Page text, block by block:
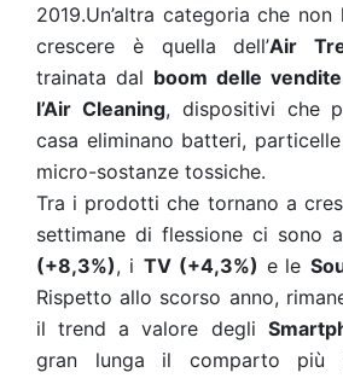
2019.Un’altra categoria che
crescere è quella dell’Air
trainata dal boom delle
l’Air Cleaning, dispositivi che
casa eliminano batteri,
micro-sostanze tossiche.
Tra i prodotti che tornano a
settimane di flessione ci sono
(+8,3%), i TV (+4,3%) e le
Rispetto allo scorso anno,
il trend a valore degli
gran lunga il comparto più